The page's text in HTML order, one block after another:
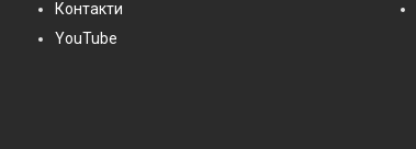
Контакти
YouTube